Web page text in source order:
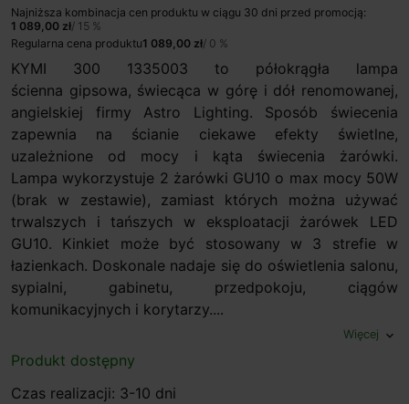
Najniższa kombinacja cen produktu w ciągu 30 dni przed promocją:
1 089,00 zł/ 15 %
Regularna cena produktu1 089,00 zł/ 0 %
KYMI 300 1335003 to półokrągła lampa
ścienna gipsowa, świecąca w górę i dół renomowanej,
angielskiej firmy Astro Lighting. Sposób świecenia
zapewnia na ścianie ciekawe efekty świetlne,
uzależnione od mocy i kąta świecenia żarówki.
Lampa wykorzystuje 2 żarówki GU10 o max mocy 50W
(brak w zestawie), zamiast których można używać
trwalszych i tańszych w eksploatacji żarówek LED
GU10. Kinkiet może być stosowany w 3 strefie w
łazienkach. Doskonale nadaje się do oświetlenia salonu,
sypialni, gabinetu, przedpokoju, ciągów
komunikacyjnych i korytarzy....
Więcej expand_more
Produkt dostępny
Czas realizacji: 3-10 dni